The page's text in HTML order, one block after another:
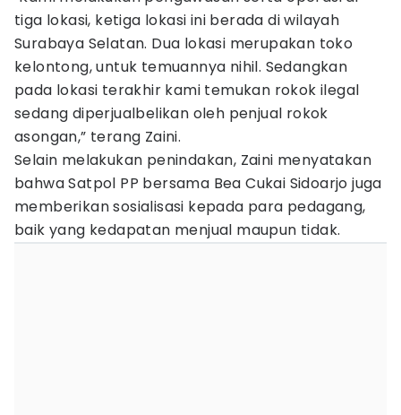
tiga lokasi, ketiga lokasi ini berada di wilayah
Surabaya Selatan. Dua lokasi merupakan toko
kelontong, untuk temuannya nihil. Sedangkan
pada lokasi terakhir kami temukan rokok ilegal
sedang diperjualbelikan oleh penjual rokok
asongan,” terang Zaini.
Selain melakukan penindakan, Zaini menyatakan
bahwa Satpol PP bersama Bea Cukai Sidoarjo juga
memberikan sosialisasi kepada para pedagang,
baik yang kedapatan menjual maupun tidak.